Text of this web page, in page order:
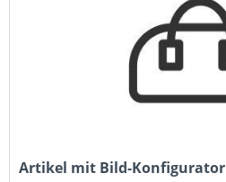
Artikel mit Bild-Konfigurator